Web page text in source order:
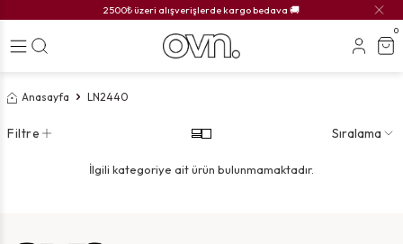
2500₺ üzeri alışverişlerde kargo bedava 🚚
0
Anasayfa LN2440
Filtre Sıralama
İlgili kategoriye ait ürün bulunmamaktadır.